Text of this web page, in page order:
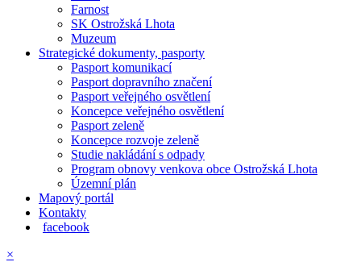
Farnost
SK Ostrožská Lhota
Muzeum
Strategické dokumenty, pasporty
Pasport komunikací
Pasport dopravního značení
Pasport veřejného osvětlení
Koncepce veřejného osvětlení
Pasport zeleně
Koncepce rozvoje zeleně
Studie nakládání s odpady
Program obnovy venkova obce Ostrožská Lhota
Územní plán
Mapový portál
Kontakty
facebook
×